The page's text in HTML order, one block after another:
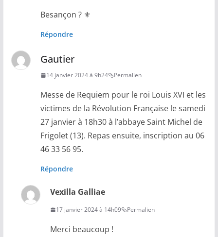
Besançon ? ⚜
Répondre
Gautier
14 janvier 2024 à 9h24 Permalien
Messe de Requiem pour le roi Louis XVI et les
victimes de la Révolution Française le samedi
27 janvier à 18h30 à l’abbaye Saint Michel de
Frigolet (13). Repas ensuite, inscription au 06
46 33 56 95.
Répondre
Vexilla Galliae
17 janvier 2024 à 14h09 Permalien
Merci beaucoup !